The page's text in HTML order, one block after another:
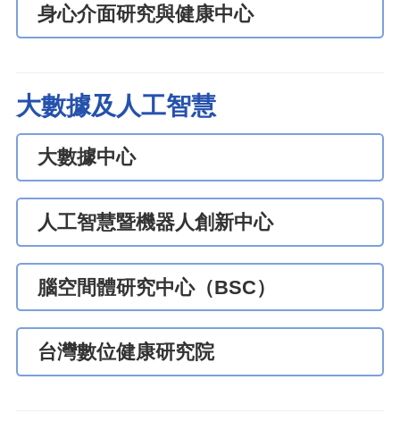
身心介面研究與健康中心
大數據及人工智慧
大數據中心
人工智慧暨機器人創新中心
腦空間體研究中心（BSC）
台灣數位健康研究院